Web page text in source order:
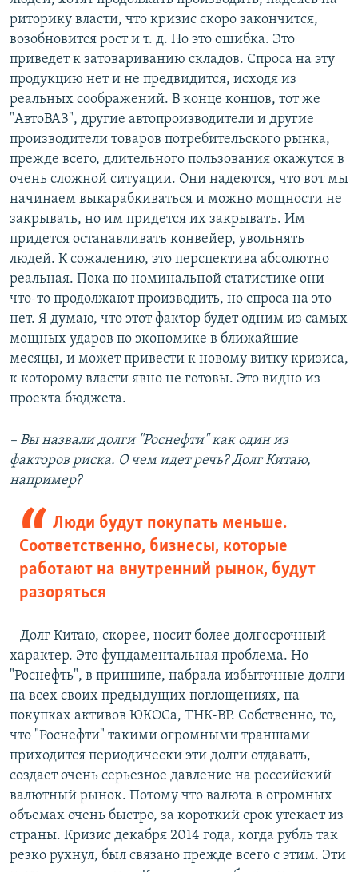
риторику власти, что кризис скоро закончится,
возобновится рост и т. д. Но это ошибка. Это
приведет к затовариванию складов. Спроса на эту
продукцию нет и не предвидится, исходя из
реальных соображений. В конце концов, тот же
"АвтоВАЗ", другие автопроизводители и другие
производители товаров потребительского рынка,
прежде всего, длительного пользования окажутся в
очень сложной ситуации. Они надеются, что вот мы
начинаем выкарабкиваться и можно мощности не
закрывать, но им придется их закрывать. Им
придется останавливать конвейер, увольнять
людей. К сожалению, это перспектива абсолютно
реальная. Пока по номинальной статистике они
что-то продолжают производить, но спроса на это
нет. Я думаю, что этот фактор будет одним из самых
мощных ударов по экономике в ближайшие
месяцы, и может привести к новому витку кризиса,
к которому власти явно не готовы. Это видно из
проекта бюджета.
– Вы назвали долги "Роснефти" как один из
факторов риска. О чем идет речь? Долг Китаю,
например?
Люди будут покупать меньше.
Соответственно, бизнесы, которые
работают на внутренний рынок, будут
разоряться
– Долг Китаю, скорее, носит более долгосрочный
характер. Это фундаментальная проблема. Но
"Роснефть", в принципе, набрала избыточные долги
на всех своих предыдущих поглощениях, на
покупках активов ЮКОСа, ТНК-ВР. Собственно, то,
что "Роснефти" такими огромными траншами
приходится периодически эти долги отдавать,
создает очень серьезное давление на российский
валютный рынок. Потому что валюта в огромных
объемах очень быстро, за короткий срок утекает из
страны. Кризис декабря 2014 года, когда рубль так
резко рухнул, был связано прежде всего с этим. Эти